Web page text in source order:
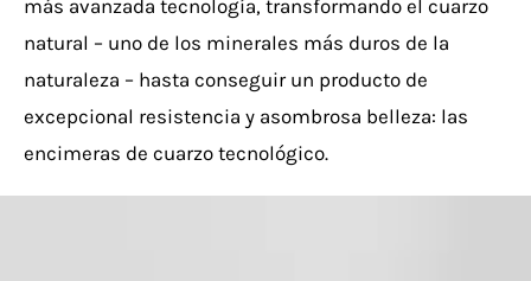
más avanzada tecnología, transformando el cuarzo
natural – uno de los minerales más duros de la
naturaleza – hasta conseguir un producto de
excepcional resistencia y asombrosa belleza: las
encimeras de cuarzo tecnológico.